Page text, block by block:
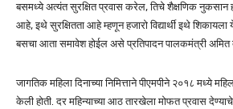
बसमध्ये अत्यंत सुरक्षित प्रवास करेल, तिचे शैक्षणिक नुकसान
आहे, इथे सुरक्षितता आहे म्हणून हजारो विद्यार्थी इथे शिकायला
बसचा आता समावेश होईल असे प्रतिपादन पालकमंत्री
जागतिक महिला दिनाच्या निमित्ताने पीएमपीने २०१८ मध्ये
केली होती. दर महिन्याच्या आठ तारखेला मोफत प्रवास